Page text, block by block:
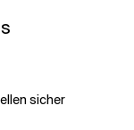
sicher